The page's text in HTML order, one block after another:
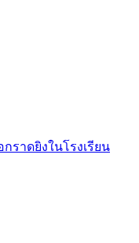
ราดยิงในโรงเรียน